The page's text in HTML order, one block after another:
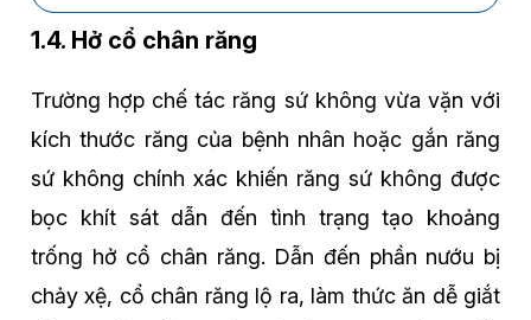
1.4. Hở cổ chân răng
Trường hợp chế tác răng sứ không vừa vặn với
kích thước răng của bệnh nhân hoặc gắn răng
sứ không chính xác khiến răng sứ không được
bọc khít sát dẫn đến tình trạng tạo khoảng
trống hở cổ chân răng. Dẫn đến phần nướu bị
chảy xệ, cổ chân răng lộ ra, làm thức ăn dễ giắt